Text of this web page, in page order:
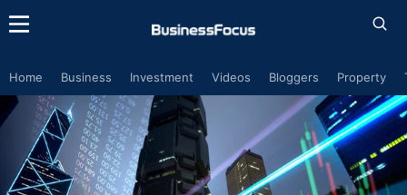
Home Business Investment Videos Bloggers Property